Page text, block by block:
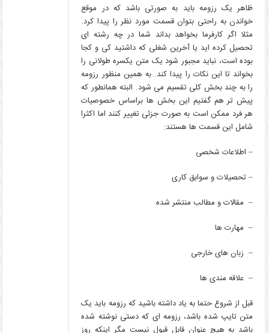
ظاهر یک رزومه باید به صورتی باشد که در موقع
خواندن به راحتی بتوان قسمت مورد نظر را پیدا کرد.
مثلا اگر کارفرما بخواهد بداند شما در چه رشته ای
تحصیل کرده اید یا آخرین شغلی که داشتید کی و کجا
بوده است، نباید مجبور شود یک متن یکسره طولانی را
بخواند تا ‌این نکات را پیدا کند. به همین منظور رزومه
را به چند بخش کلی تقسیم می شود. البته همانطور که
پیش تر هم گفتیم ‌این بخش ها براساس خصوصیات
هر فرد ممکن است به صورت جزئی تغییر کنند اما اکثرا
شامل ‌این قسمت ها هستند:
– اطلاعات شخصی
– تحصیلات و سوابق کاری
– مقالات و مطالب منتشر شده
– مهارت ها
– زبان های خارجی
– علاقه مندی ها
قبل از شروع حتما به یاد داشته باشید که رزومه باید یک
متن تایپ شده باشد، رزومه ای که دستی نوشته شده
باشد به هیچ عنوان قابل قبول نیست مگر اینکه روز